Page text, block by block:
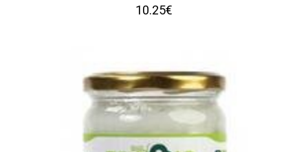
10.25€